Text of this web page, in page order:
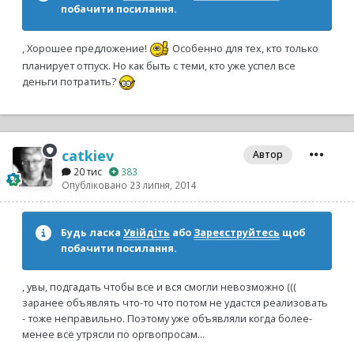
побачити посилання.
, Хорошее предложение!
Особенно для тех, кто только
планирует отпуск. Но как быть с теми, кто уже успел все
деньги потратить?
catkiev
20 тис
383
Опубліковано 23 липня, 2014
Автор
Будь ласка Увійдіть або Зареєструйтесь щоб
побачити посилання.
, увы, подгадать чтобы все и вся смогли невозможно (((
заранее объявлять что-то что потом не удастся реализовать
- тоже неправильно. Поэтому уже объявляли когда более-
менее всё утрясли по оргвопросам...